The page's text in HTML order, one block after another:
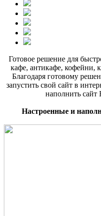
Готовое решение для
кафе, антикафе, кофейни,
Благодаря готовому
запустить свой сайт в
наполнить
Настроенные и